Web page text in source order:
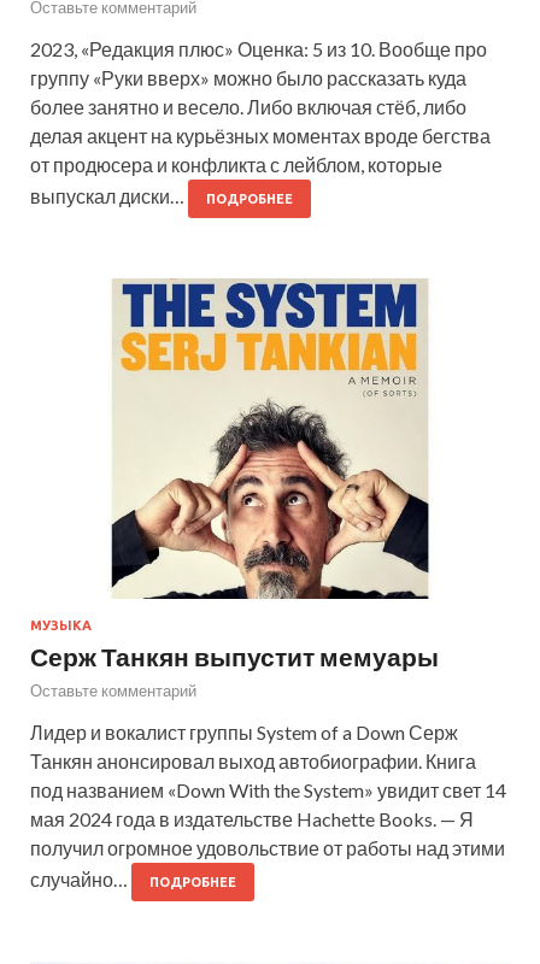
Оставьте комментарий
2023, «Редакция плюс» Оценка: 5 из 10. Вообще про
группу «Руки вверх» можно было рассказать куда
более занятно и весело. Либо включая стёб, либо
делая акцент на курьёзных моментах вроде бегства
от продюсера и конфликта с лейблом, которые
выпускал диски…
ПОДРОБНЕЕ
МУЗЫКА
Серж Танкян выпустит мемуары
Оставьте комментарий
Лидер и вокалист группы System of a Down Серж
Танкян анонсировал выход автобиографии. Книга
под названием «Down With the System» увидит свет 14
мая 2024 года в издательстве Hachette Books. — Я
получил огромное удовольствие от работы над этими
случайно…
ПОДРОБНЕЕ